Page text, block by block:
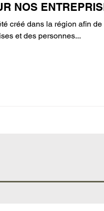
NOS
créé dans la région afin
et des personnes...